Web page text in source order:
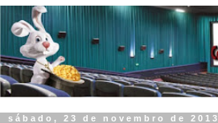
sábado, 23 de novembro de 2013